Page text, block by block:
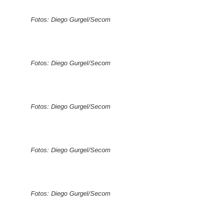
Fotos: Diego Gurgel/Secom
Fotos: Diego Gurgel/Secom
Fotos: Diego Gurgel/Secom
Fotos: Diego Gurgel/Secom
Fotos: Diego Gurgel/Secom